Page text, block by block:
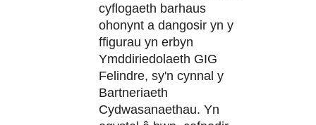
cyflogaeth barhaus
ohonynt a dangosir yn y
ffigurau yn erbyn
Ymddiriedolaeth GIG
Felindre, sy'n cynnal y
Bartneriaeth
Cydwasanaethau. Yn